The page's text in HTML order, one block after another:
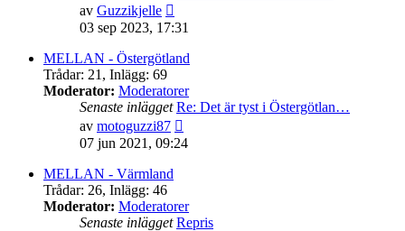
av Guzzikjelle
till
senaste
03 sep 2023, 17:31
MELLAN - Östergötland
Trådar: 21 , Inlägg: 69
Moderator: Moderatorer
Senaste inlägget Re: Det är tyst i Östergötlan…
av motoguzzi87
till
07 jun 2021, 09:24
MELLAN - Värmland
Trådar: 26, Inlägg: 46
Moderator: Moderatorer
Senaste inlägget Repris